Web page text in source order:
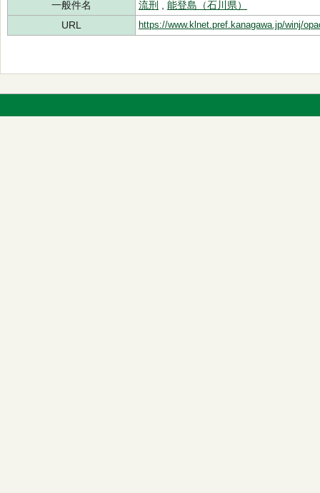
一般件名
流刑
能登島（石川県）
URL
https://www.klnet.pref.kanagawa.jp/winj/